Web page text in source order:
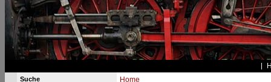
Suche Home